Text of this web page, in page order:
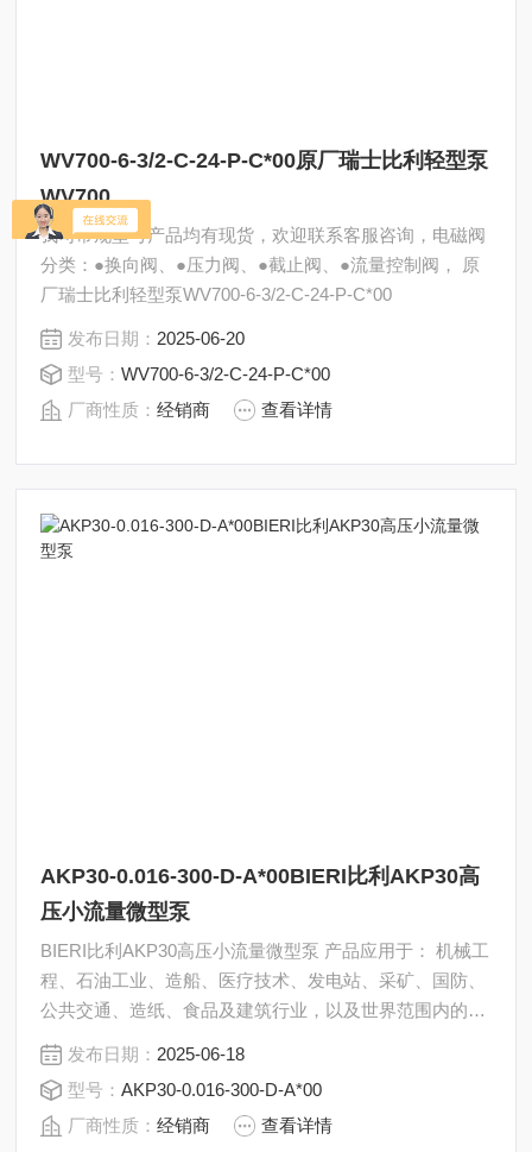
WV700-6-3/2-C-24-P-C*00原厂瑞士比利轻型泵
WV700
我司常规型号产品均有现货，欢迎联系客服咨询，电磁阀
分类：●换向阀、●压力阀、●截止阀、●流量控制阀， 原
厂瑞士比利轻型泵WV700-6-3/2-C-24-P-C*00
发布日期： 2025-06-20
型号：WV700-6-3/2-C-24-P-C*00
厂商性质：经销商 查看详情
AKP30-0.016-300-D-A*00BIERI比利AKP30高
压小流量微型泵
BIERI比利AKP30高压小流量微型泵 产品应用于： 机械工
程、石油工业、造船、医疗技术、发电站、采矿、国防、
公共交通、造纸、食品及建筑行业，以及世界范围内的许
多其它领域。
发布日期： 2025-06-18
型号：AKP30-0.016-300-D-A*00
厂商性质：经销商 查看详情